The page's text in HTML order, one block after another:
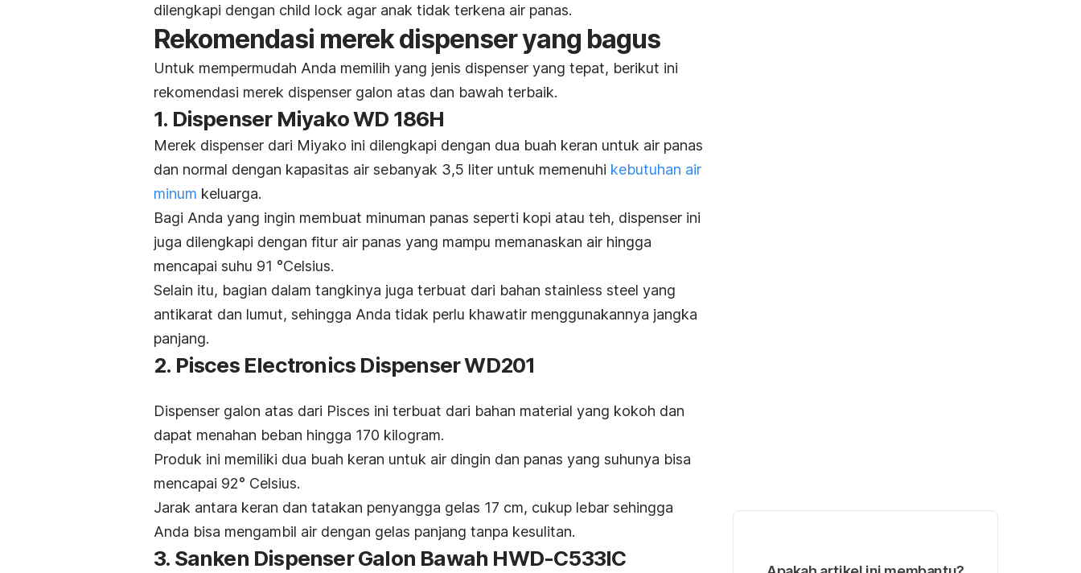
dilengkapi dengan child lock agar anak tidak terkena air panas.
Rekomendasi merek dispenser yang bagus
Untuk mempermudah Anda memilih yang jenis dispenser yang tepat, berikut ini
rekomendasi merek dispenser galon atas dan bawah terbaik.
1. Dispenser Miyako WD 186H
Merek dispenser dari Miyako ini dilengkapi dengan dua buah keran untuk air panas
dan normal dengan kapasitas air sebanyak 3,5 liter untuk memenuhi kebutuhan air
minum keluarga.
Bagi Anda yang ingin membuat minuman panas seperti kopi atau teh, dispenser ini
juga dilengkapi dengan fitur air panas yang mampu memanaskan air hingga
mencapai suhu 91 °Celsius.
Selain itu, bagian dalam tangkinya juga terbuat dari bahan stainless steel yang
antikarat dan lumut, sehingga Anda tidak perlu khawatir menggunakannya jangka
panjang.
2. Pisces Electronics Dispenser WD201
Dispenser galon atas dari Pisces ini terbuat dari bahan material yang kokoh dan
dapat menahan beban hingga 170 kilogram.
Produk ini memiliki dua buah keran untuk air dingin dan panas yang suhunya bisa
mencapai 92° Celsius.
Jarak antara keran dan tatakan penyangga gelas 17 cm, cukup lebar sehingga
Anda bisa mengambil air dengan gelas panjang tanpa kesulitan.
3. Sanken Dispenser Galon Bawah HWD-C533IC